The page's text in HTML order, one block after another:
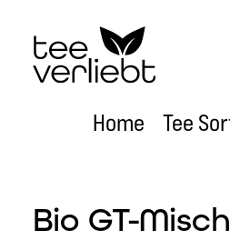
Hauptinhalt springen
Zur Hauptnavigation springen
Home Tee
Bio GT-